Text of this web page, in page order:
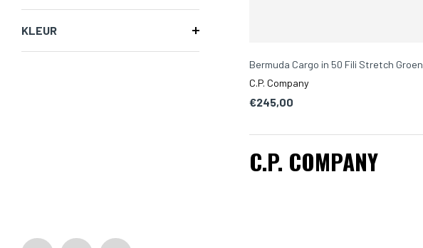
KLEUR
Bermuda Cargo in 50 Fili Stretch Groen
C.P. Company
€245,00
C.P. COMPANY